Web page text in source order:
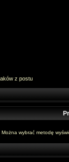
z postu
wybrać metodę